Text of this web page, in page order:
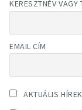
KERESZTNÉV VAGY
EMAIL CÍM
AKTUÁLIS HÍREK